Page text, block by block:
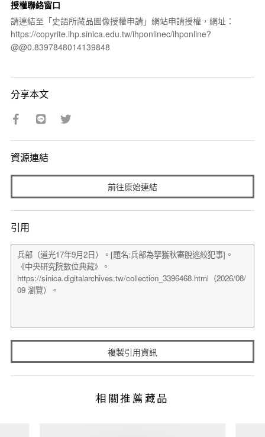
授權聯絡窗口
請連結至「史語所藏品圖像授權申請」網站申請授權，網址：
https://copyrite.ihp.sinica.edu.tw/ihponlinec/ihponline?
@@0.8397848014139848
分享本文
資源連結
前往原始連結
引用
複製引用資訊
相關推薦藏品